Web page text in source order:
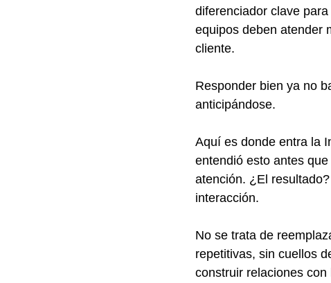
diferenciador clave
equipos deben atender
cliente.
Responder bien ya no
anticipándose.
Aquí es donde entra la
entendió esto antes
atención. ¿El
interacción.
No se trata de
repetitivas, sin cuellos
construir relaciones con